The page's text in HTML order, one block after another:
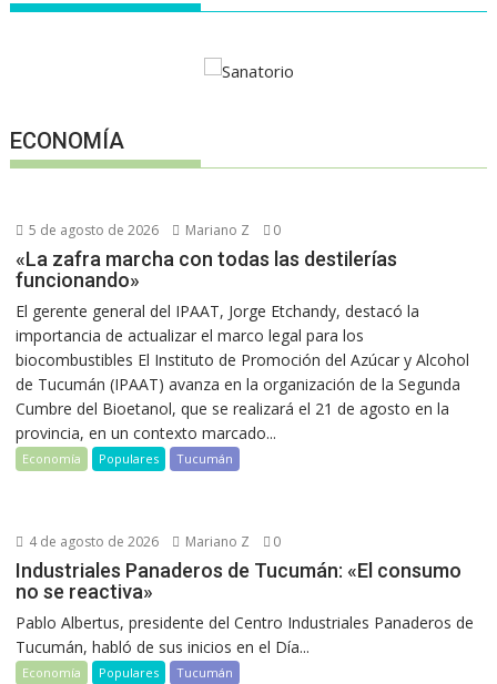
ECONOMÍA
5 de agosto de 2026 Mariano Z 0
«La zafra marcha con todas las destilerías
funcionando»
El gerente general del IPAAT, Jorge Etchandy, destacó la
importancia de actualizar el marco legal para los
biocombustibles El Instituto de Promoción del Azúcar y Alcohol
de Tucumán (IPAAT) avanza en la organización de la Segunda
Cumbre del Bioetanol, que se realizará el 21 de agosto en la
provincia, en un contexto marcado...
Economía Populares Tucumán
4 de agosto de 2026 Mariano Z 0
Industriales Panaderos de Tucumán: «El consumo
no se reactiva»
Pablo Albertus, presidente del Centro Industriales Panaderos de
Tucumán, habló de sus inicios en el Día...
Economía Populares Tucumán